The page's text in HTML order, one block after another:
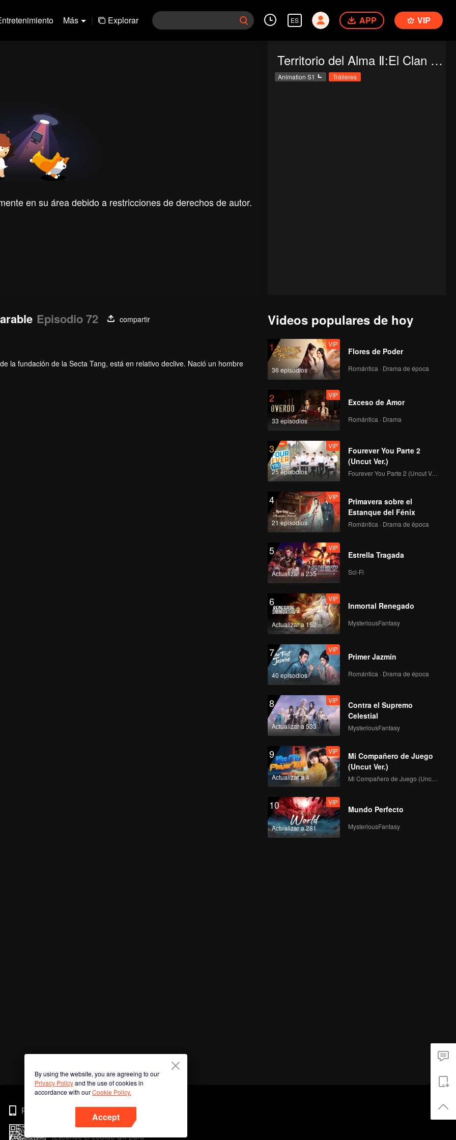
Más | Explorar ES APP VIP
en su área debido a restricciones de derechos de autor.
Territorio del Alma Ⅱ:El Clan Tang Incomparable
Animation S1 Tráileres
Episodio 72
compartir
la fundación de la Secta Tang, está en relativo declive. Nació un hombre
revivir la secta Tang y devolverla a la gloria?
Videos populares de hoy
1
36 episodios
VIP
Flores de Poder
Romántica · Drama de época
2
33 episodios
VIP
Exceso de Amor
Romántica · Drama
3
25 episodios
VIP
Fourever You Parte 2
(Uncut Ver.)
Fourever You Parte 2 (Uncut Ver.)
4
21 episodios
VIP
Primavera sobre el
Estanque del Fénix
Romántica · Drama de época
5
Actualizar a 235
VIP
Estrella Tragada
Sci-Fi
6
Actualizar a 152
VIP
Inmortal Renegado
MysteriousFantasy
7
40 episodios
VIP
Primer Jazmín
Romántica · Drama de época
8
Actualizar a 533
VIP
Contra el Supremo
Celestial
MysteriousFantasy
9
Actualizar a 4
VIP
Mi Compañero de Juego
(Uncut Ver.)
Mi Compañero de Juego (Uncut Ver.)
10
Actualizar a 281
VIP
Mundo Perfecto
MysteriousFantasy
By using the website, you are agreeing to our
Privacy Policyand the use of cookies in
accordance with ourCookie Policy.
Accept
Phone
¡Escanee el código QR para